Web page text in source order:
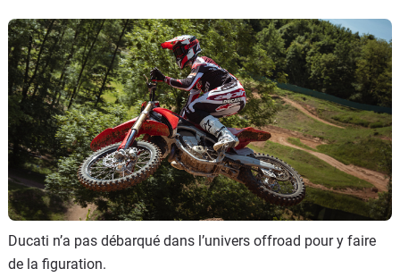
Services
Auto
Ducati n’a pas débarqué dans l’univers offroad pour y faire
de la figuration.